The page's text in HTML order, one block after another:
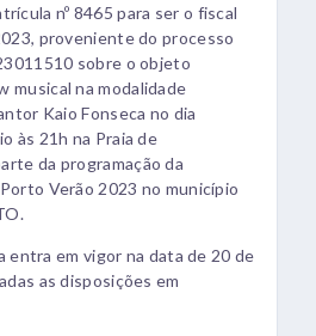
nº 8465 para ser o fiscal
proveniente do processo
sobre o objeto
musical na modalidade
Kaio Fonseca no dia
às 21h na Praia de
da programação da
Verão 2023 no município
entra em vigor na data de 20 de
as disposições em